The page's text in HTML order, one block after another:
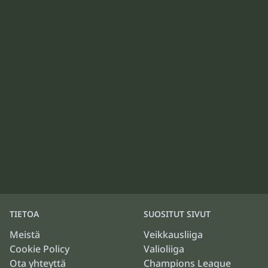
TIETOA
Meistä
Cookie Policy
Ota yhteyttä
SUOSITUT SIVUT
Veikkausliiga
Valioliiga
Champions League